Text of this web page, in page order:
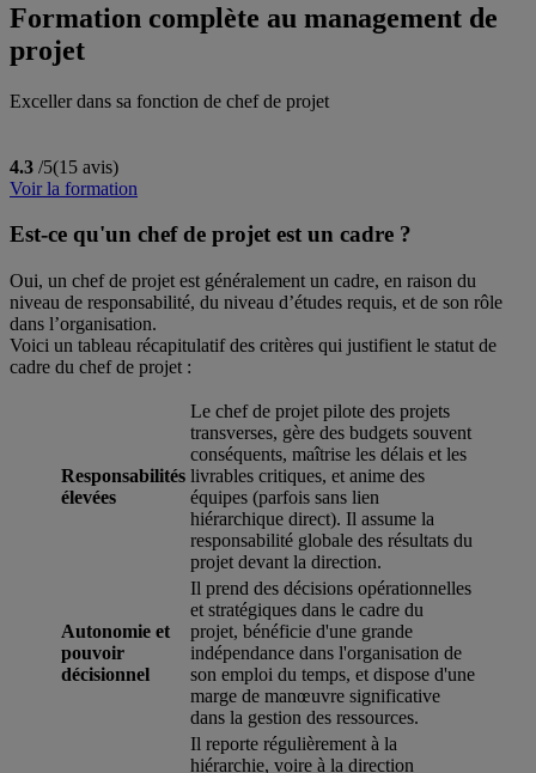
Formation complète au management de
projet
Exceller dans sa fonction de chef de projet
4.3 /5(15 avis)
Voir la formation
Est-ce qu'un chef de projet est un cadre ?
Oui, un chef de projet est généralement un cadre, en raison du
niveau de responsabilité, du niveau d’études requis, et de son rôle
dans l’organisation.
Voici un tableau récapitulatif des critères qui justifient le statut de
cadre du chef de projet :
Responsabilités
élevées
Le chef de projet pilote des projets
transverses, gère des budgets souvent
conséquents, maîtrise les délais et les
livrables critiques, et anime des
équipes (parfois sans lien
hiérarchique direct). Il assume la
responsabilité globale des résultats du
projet devant la direction.
Autonomie et
pouvoir
décisionnel
Il prend des décisions opérationnelles
et stratégiques dans le cadre du
projet, bénéficie d'une grande
indépendance dans l'organisation de
son emploi du temps, et dispose d'une
marge de manœuvre significative
dans la gestion des ressources.
Il reporte régulièrement à la
hiérarchie, voire à la direction